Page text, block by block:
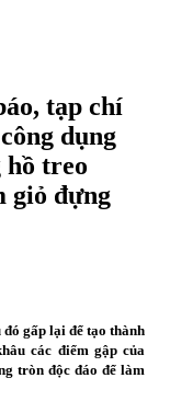
tạp chí
dụng
hồ treo
giỏ đựng
gấp lại để tạo thành
các điểm gập của
tròn độc đáo để làm